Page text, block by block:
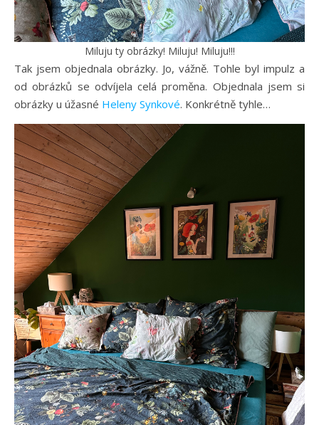
Miluju ty obrázky! Miluju! Miluju!!!
Tak jsem objednala obrázky. Jo, vážně. Tohle byl impulz a
od obrázků se odvíjela celá proměna. Objednala jsem si
obrázky u úžasné Heleny Synkové. Konkrétně tyhle…